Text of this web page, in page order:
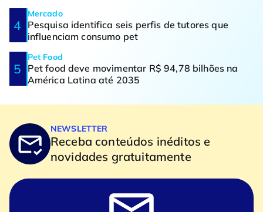
Mercado
Pesquisa identifica seis perfis de tutores que
influenciam consumo pet
Pet Food
Pet food deve movimentar R$ 94,78 bilhões na
América Latina até 2035
NEWSLETTER
Receba conteúdos inéditos e
novidades gratuitamente